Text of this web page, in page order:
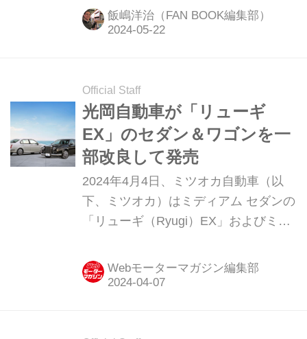
社/2970円）」が好評発売中だ。ここ
では、そこからの抜粋をお届けする。
飯嶋洋治（FAN BOOK編集部）
Official Staff
光岡自動車が「リューギ
EX」のセダン＆ワゴンを一
部改良して発売
2024年4月4日、ミツオカ自動車（以
下、ミツオカ）はミディアム セダンの
「リューギ（Ryugi）EX」およびミデ
EX」を一部改良して発売を開始した。
Webモーターマガジン編集部